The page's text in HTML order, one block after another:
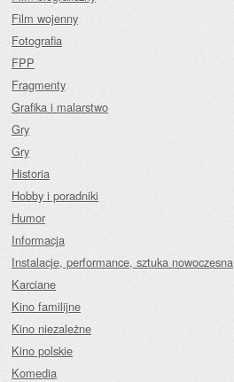
Film wojenny
Fotografia
FPP
Fragmenty
Grafika i malarstwo
Gry
Gry
Historia
Hobby i poradniki
Humor
Informacja
Instalacje, performance, sztuka nowoczesna
Karciane
Kino familijne
Kino niezależne
Kino polskie
Komedia